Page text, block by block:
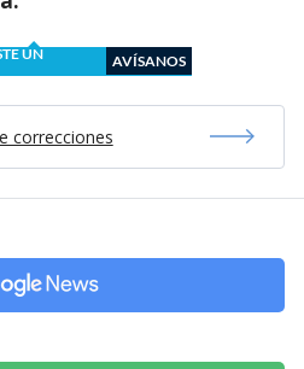
UN
AVÍSANOS
correcciones